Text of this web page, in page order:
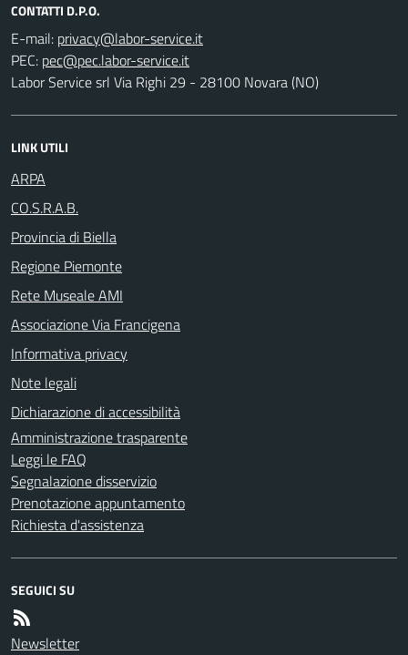
CONTATTI D.P.O.
E-mail:
PEC:
Labor Service srl Via Righi 29 - 28100 Novara (NO)
LINK UTILI
ARPA
CO.S.R.A.B.
Provincia di Biella
Regione Piemonte
Rete Museale AMI
Associazione Via Francigena
Informativa privacy
Note legali
Dichiarazione di accessibilità
Amministrazione trasparente
Leggi le FAQ
Segnalazione disservizio
Prenotazione appuntamento
Richiesta d'assistenza
SEGUICI SU
Newsletter